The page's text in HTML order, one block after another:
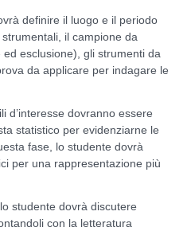
definire il luogo e il periodo
il campione da
esclusione), gli strumenti da
da applicare per indagare le
d’interesse dovranno essere
statistico per evidenziarne le
fase, lo studente dovrà
per una rappresentazione più
lo studente dovrà discutere
con la letteratura